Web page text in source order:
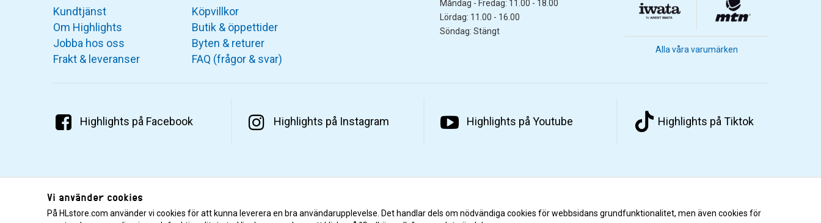
Måndag - Fredag: 11.00 - 18.00
Lördag: 11.00 - 16.00
Söndag: Stängt
Kundtjänst
Om Highlights
Jobba hos oss
Frakt & leveranser
Köpvillkor
Butik & öppettider
Byten & returer
FAQ (frågor & svar)
Alla våra varumärken
Highlights på Facebook Highlights på Instagram Highlights på Youtube Highlights på Tiktok
Vi använder cookies
På HLstore.com använder vi cookies för att kunna leverera en bra användarupplevelse. Det handlar dels om nödvändiga cookies för webbsidans grundfunktionalitet, men även cookies för